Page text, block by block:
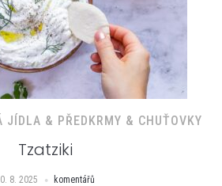
JÍDLA & PŘEDKRMY & CHUŤOVKY
Tzatziki
8. 2025 komentářů